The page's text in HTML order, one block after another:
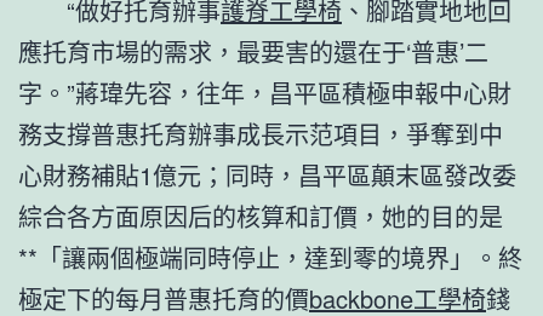
“做好托育辦事護脊工學椅 、腳踏實地地回
應托育市場的需求，最要害的還在于‘普惠’二
字。”蔣瑋先容，往年，昌平區積極申報中心財
務支撐普惠托育辦事成長示范項目，爭奪到中
心財務補貼1億元；同時，昌平區顛末區發改委
綜合各方面原因后的核算和訂價，她的目的是
**「讓兩個極端同時停止，達到零的境界」。終
極定下的每月普惠托育的價backbone工學椅錢